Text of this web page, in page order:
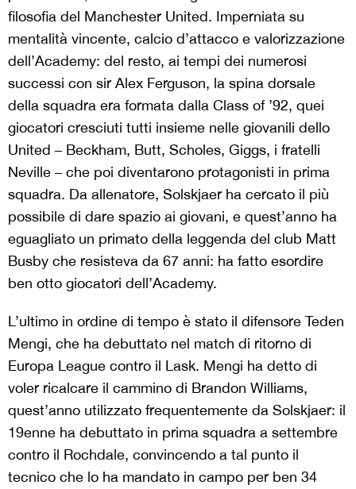
filosofia del Manchester United. Imperniata su
mentalità vincente, calcio d’attacco e valorizzazione
dell’Academy: del resto, ai tempi dei numerosi
successi con sir Alex Ferguson, la spina dorsale
della squadra era formata dalla Class of ’92, quei
giocatori cresciuti tutti insieme nelle giovanili dello
United – Beckham, Butt, Scholes, Giggs, i fratelli
Neville – che poi diventarono protagonisti in prima
squadra. Da allenatore, Solskjaer ha cercato il più
possibile di dare spazio ai giovani, e quest’anno ha
eguagliato un primato della leggenda del club Matt
Busby che resisteva da 67 anni: ha fatto esordire
ben otto giocatori dell’Academy.
L’ultimo in ordine di tempo è stato il difensore Teden
Mengi, che ha debuttato nel match di ritorno di
Europa League contro il Lask. Mengi ha detto di
voler ricalcare il cammino di Brandon Williams,
quest’anno utilizzato frequentemente da Solskjaer: il
19enne ha debuttato in prima squadra a settembre
contro il Rochdale, convincendo a tal punto il
tecnico che lo ha mandato in campo per ben 34